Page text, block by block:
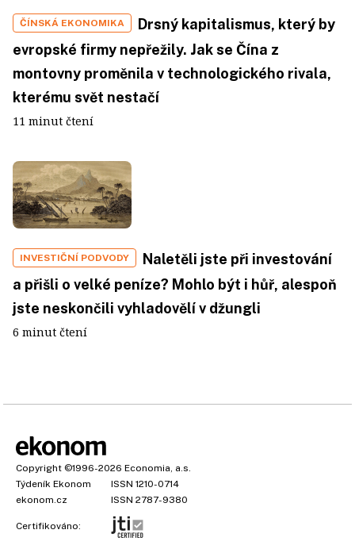
ČÍNSKÁ EKONOMIKA
Drsný kapitalismus, který by
evropské firmy nepřežily. Jak se Čína z
montovny proměnila v technologického rivala,
kterému svět nestačí
11 minut čtení
INVESTIČNÍ PODVODY
Naletěli jste při investování
a přišli o velké peníze? Mohlo být i hůř, alespoň
jste neskončili vyhladovělí v džungli
6 minut čtení
Copyright ©1996-2026 Economia, a.s.
Týdeník Ekonom
ISSN 1210-0714
ekonom.cz
ISSN 2787-9380
Certifikováno: